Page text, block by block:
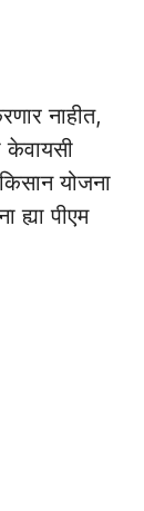
नाहीत,
केवायसी
योजना
ह्या पीएम